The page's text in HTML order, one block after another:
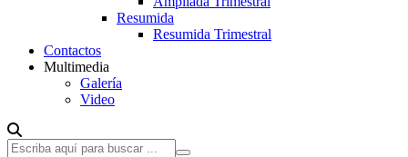
Resumida
Resumida Trimestral
Contactos
Multimedia
Galería
Video